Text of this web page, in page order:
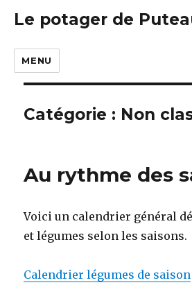
Le potager de
MENU
Catégorie : Non
Au rythme des
Voici un calendrier général
et légumes selon les saisons.
Calendrier légumes de saison
En
C'EST NOTÉ, MERCI